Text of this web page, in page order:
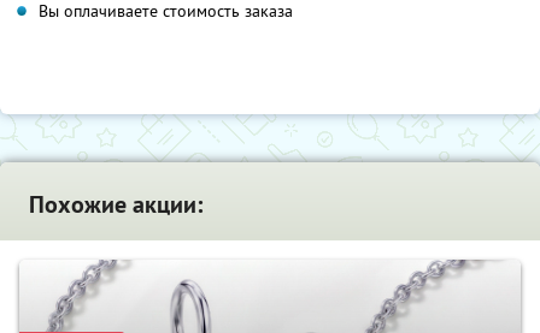
Вы оплачиваете стоимость заказа
Похожие акции: